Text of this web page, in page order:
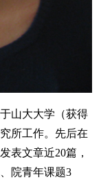
山大大学（获得
所工作。先后在
表文章近20篇，
院青年课题3